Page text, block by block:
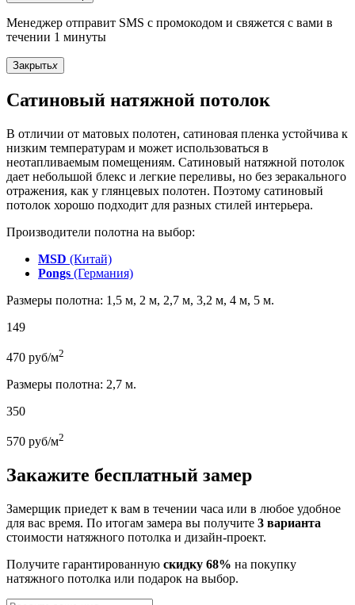
Менеджер отправит SMS с промокодом и свяжется с вами в
течении 1 минуты
Закрытьx
Сатиновый натяжной потолок
В отличии от матовых полотен, сатиновая пленка устойчива к
низким температурам и может использоваться в
неотапливаемым помещениям. Сатиновый натяжной потолок
дает небольшой блекс и легкие переливы, но без зеракального
отражения, как у глянцевых полотен. Поэтому сатиновый
потолок хорошо подходит для разных стилей интерьера.
Производители полотна на выбор:
MSD (Китай)
Pongs (Германия)
Размеры полотна: 1,5 м, 2 м, 2,7 м, 3,2 м, 4 м, 5 м.
149
470 руб/м2
Размеры полотна: 2,7 м.
350
570 руб/м2
Закажите бесплатный замер
Замерщик приедет к вам в течении часа или в любое удобное
для вас время. По итогам замера вы получите 3 варианта
стоимости натяжного потолка и дизайн-проект.
Получите гарантированную скидку 68% на покупку
натяжного потолка или подарок на выбор.